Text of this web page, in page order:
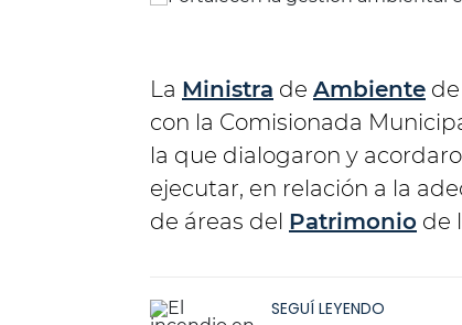
La Ministra de Ambiente
con la Comisionada
la que dialogaron y
ejecutar, en relación a la
de áreas del Patrimonio de
SEGUÍ LEYENDO